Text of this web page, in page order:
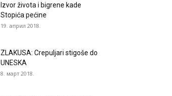
Izvor života i bigrene kade
Stopića pećine
19. април 2018.
ZLAKUSA: Crepuljari stigoše do
UNESKA
8. март 2018.